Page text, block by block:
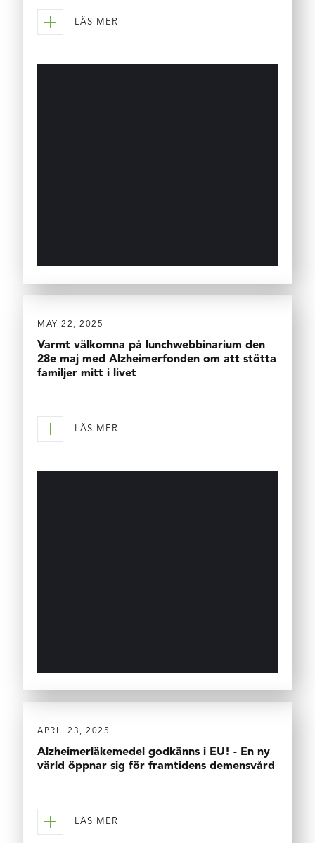
LÄS MER
MAY 22, 2025
Varmt välkomna på lunchwebbinarium den
28e maj med Alzheimerfonden om att stötta
familjer mitt i livet
LÄS MER
APRIL 23, 2025
Alzheimerläkemedel godkänns i EU! - En ny
värld öppnar sig för framtidens demensvård
LÄS MER